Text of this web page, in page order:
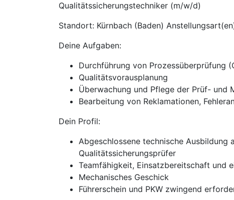
Qualitätssicherungstechniker (m/w/d)
Standort: Kürnbach (Baden)
Deine Aufgaben:
Durchführung von Prozessüberprüfung
Qualitätsvorausplanung
Überwachung und Pflege der Prüf- und
Bearbeitung von Reklamationen,
Dein Profil:
Abgeschlossene technische
Qualitätssicherungsprüfer
Teamfähigkeit, Einsatzbereitschaft und
Mechanisches Geschick
Führerschein und PKW zwingend